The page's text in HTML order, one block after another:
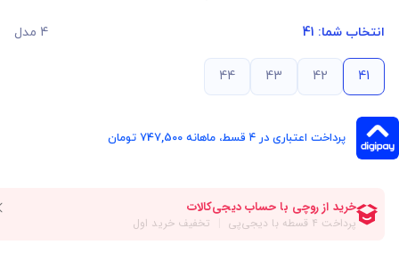
انتخاب شما: 41 4 مدل
41
42
43
44
پرداخت اعتباری در ۴ قسط، ماهانه 747,500 تومان